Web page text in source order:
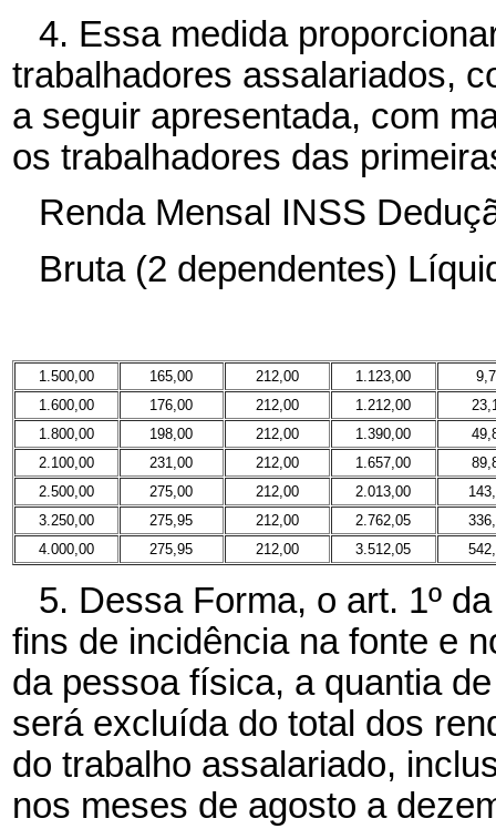
4. Essa medida
trabalhadores assalariados,
a seguir apresentada, com
os trabalhadores das
Renda Mensal INSS
Bruta (2 dependentes)
1.500,00 165,00 212,00 1.123,00
1.600,00
176,00 212,00 1.212,00
1.800,00
198,00 212,00 1.390,00
2.100,00
231,00 212,00 1.657,00
2.500,00
275,00 212,00 2.013,00
3.250,00
275,95 212,00 2.762,05
4.000,00
275,95 212,00 3.512,05
5. Dessa Forma, o art. 1º
fins de incidência na fonte e
da pessoa física, a quantia
será excluída do total dos
do trabalho assalariado,
nos meses de agosto a